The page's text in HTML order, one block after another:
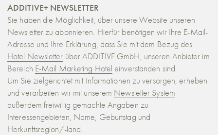
ADDITIVE+ NEWSLETTER
Sie haben die Möglichkeit, über unsere Website unseren
Newsletter zu abonnieren. Hierfür benötigen wir Ihre E-Mail-
Adresse und Ihre Erklärung, dass Sie mit dem Bezug des
Hotel Newsletter über ADDITIVE GmbH, unseren Anbieter im
Bereich E-Mail Marketing Hotel einverstanden sind.
Um Sie zielgerichtet mit Informationen zu versorgen, erheben
und verarbeiten wir mit unserem Newsletter System
außerdem freiwillig gemachte Angaben zu
Interessengebieten, Name, Geburtstag und
Herkunftsregion/-land.